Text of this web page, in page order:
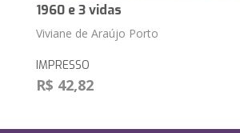
1960 e 3 vidas
Viviane de Araújo Porto
IMPRESSO
R$ 42,82